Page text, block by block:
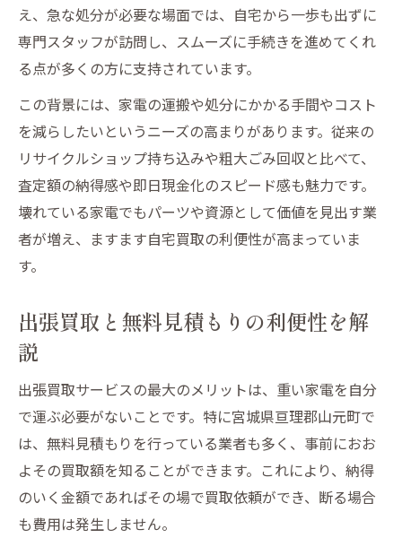
え、急な処分が必要な場面では、自宅から一歩も出ずに
専門スタッフが訪問し、スムーズに手続きを進めてくれ
る点が多くの方に支持されています。
この背景には、家電の運搬や処分にかかる手間やコスト
を減らしたいというニーズの高まりがあります。従来の
リサイクルショップ持ち込みや粗大ごみ回収と比べて、
査定額の納得感や即日現金化のスピード感も魅力です。
壊れている家電でもパーツや資源として価値を見出す業
者が増え、ますます自宅買取の利便性が高まっていま
す。
出張買取と無料見積もりの利便性を解
説
出張買取サービスの最大のメリットは、重い家電を自分
で運ぶ必要がないことです。特に宮城県亘理郡山元町で
は、無料見積もりを行っている業者も多く、事前におお
よその買取額を知ることができます。これにより、納得
のいく金額であればその場で買取依頼ができ、断る場合
も費用は発生しません。